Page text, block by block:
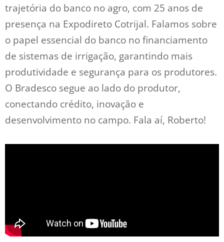
trajetória do banco no agro, com 25 anos de
presença na Expodireto Cotrijal. Falamos sobre
o papel essencial do banco no financiamento
de sistemas de irrigação, garantindo mais
produtividade e segurança para os produtores.
O Bradesco segue ao lado do produtor,
conectando crédito, inovação e
desenvolvimento no campo. Fala aí, Roberto!